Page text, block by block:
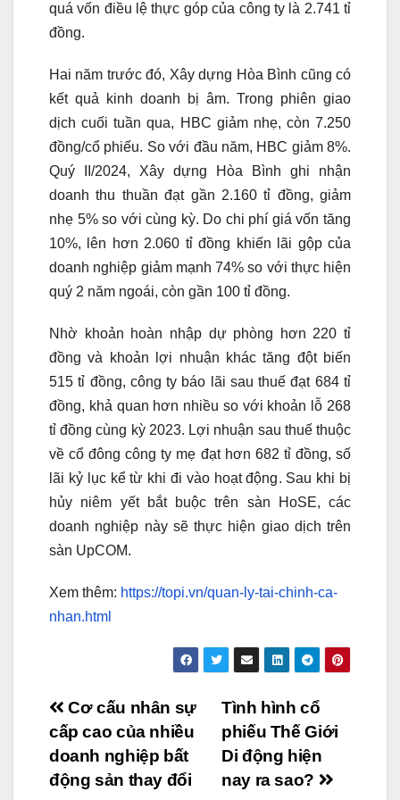
quá vốn điều lệ thực góp của công ty là 2.741 tỉ
đồng.
Hai năm trước đó, Xây dựng Hòa Bình cũng có
kết quả kinh doanh bị âm. Trong phiên giao
dịch cuối tuần qua, HBC giảm nhẹ, còn 7.250
đồng/cổ phiếu. So với đầu năm, HBC giảm 8%.
Quý II/2024, Xây dựng Hòa Bình ghi nhận
doanh thu thuần đạt gần 2.160 tỉ đồng, giảm
nhẹ 5% so với cùng kỳ. Do chi phí giá vốn tăng
10%, lên hơn 2.060 tỉ đồng khiến lãi gộp của
doanh nghiệp giảm mạnh 74% so với thực hiện
quý 2 năm ngoái, còn gần 100 tỉ đồng.
Nhờ khoản hoàn nhập dự phòng hơn 220 tỉ
đồng và khoản lợi nhuận khác tăng đột biến
515 tỉ đồng, công ty báo lãi sau thuế đạt 684 tỉ
đồng, khả quan hơn nhiều so với khoản lỗ 268
tỉ đồng cùng kỳ 2023. Lợi nhuận sau thuế thuộc
về cổ đông công ty mẹ đạt hơn 682 tỉ đồng, số
lãi kỷ lục kể từ khi đi vào hoạt động. Sau khi bị
hủy niêm yết bắt buộc trên sàn HoSE, các
doanh nghiệp này sẽ thực hiện giao dịch trên
sàn UpCOM.
Xem thêm: https://topi.vn/quan-ly-tai-chinh-ca-
nhan.html
Điều
hướng
bài
Tình hình cổ
phiếu Thế Giới
Di động hiện
nay ra sao?
Cơ cấu nhân sự
cấp cao của nhiều
doanh nghiệp bất
động sản thay đổi